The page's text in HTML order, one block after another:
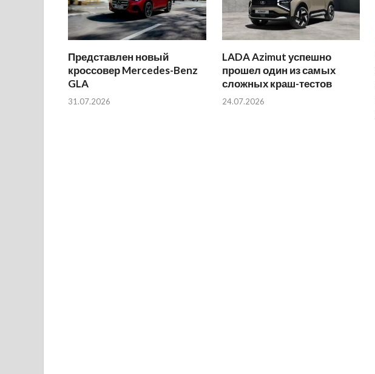
Представлен новый
кроссовер Mercedes-Benz
GLA
31.07.2026
LADA Azimut успешно
прошел один из самых
сложных краш-тестов
24.07.2026